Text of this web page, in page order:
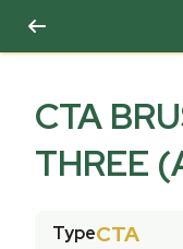
CTA
THREE
TypeCTA